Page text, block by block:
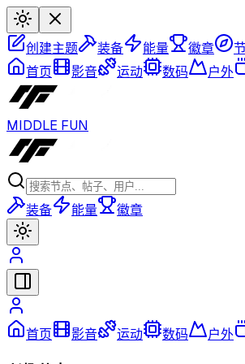
创建主题 装备 能量 徽章
首页
影音 运动 数码 户外
MIDDLE FUN
装备 能量 徽章
首页 影音 运动 数码 户外